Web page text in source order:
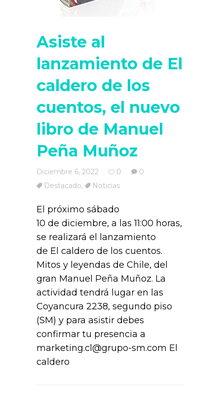
Asiste al
lanzamiento de El
caldero de los
cuentos, el nuevo
libro de Manuel
Peña Muñoz
Diciembre 6, 2022 0
0
Destacado, Noticias
El próximo sábado
10 de diciembre, a las 11:00 horas,
se realizará el lanzamiento
de El caldero de los cuentos.
Mitos y leyendas de Chile, del
gran Manuel Peña Muñoz. La
actividad tendrá lugar en las
Coyancura 2238, segundo piso
(SM) y para asistir debes
confirmar tu presencia a
marketing.cl@grupo-sm.com El
caldero